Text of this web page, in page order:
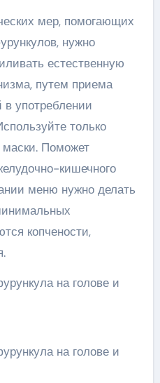
мер, помогающих
нужно
естественную
путем приема
в употреблении
только
Поможет
кишечного
меню нужно делать
копчености,